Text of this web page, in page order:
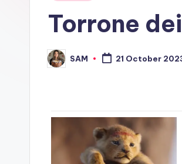
Torrone
Posted
by
SAM 21 October